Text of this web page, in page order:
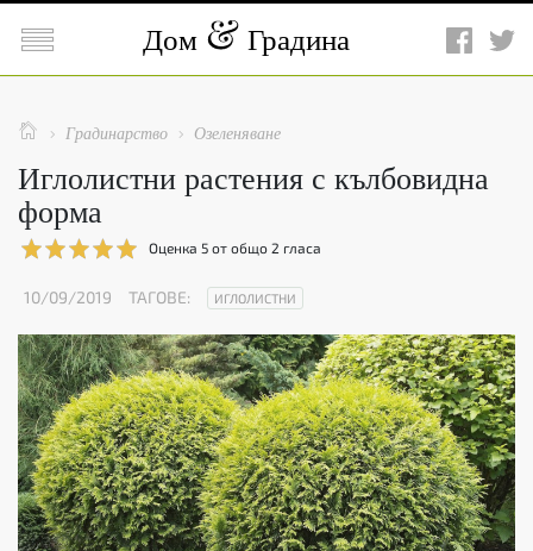
 Дом Градина
  Градинарство  Озеленяване
Иглолистни растения с кълбовидна
форма
Оценка 5 от общо 2 гласа
10/09/2019 ТАГОВЕ: ИГЛОЛИСТНИ